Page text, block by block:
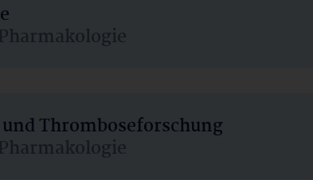
Thromboseforschung